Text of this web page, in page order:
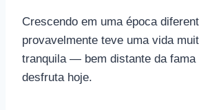
Crescendo em uma época
provavelmente teve uma vida
tranquila — bem distante da fama
desfruta hoje.